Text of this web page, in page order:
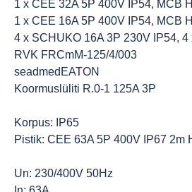
1 x CEE 32A 5P 400V IP54, MCB
1 x CEE 16A 5P 400V IP54, MCB
4 x SCHUKO 16A 3P 230V IP54,
RVK FRCmM-125/4/003
seadmedEATON
Koormuslüliti R.0-1 125A 3P
Korpus: IP65
Pistik: CEE 63A 5P 400V IP67 2m
Un: 230/400V 50Hz